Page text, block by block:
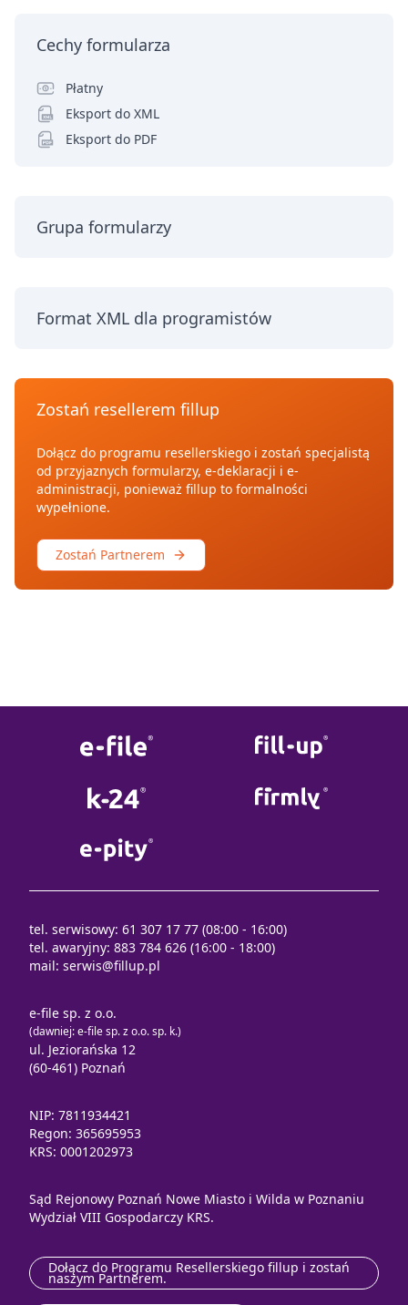
Cechy formularza
Płatny
Eksport do XML
Eksport do PDF
Grupa formularzy
Format XML dla programistów
Zostań resellerem fillup
Dołącz do programu resellerskiego i zostań specjalistą
od przyjaznych formularzy, e-deklaracji i e-
administracji, ponieważ fillup to formalności
wypełnione.
Zostań Partnerem
tel. serwisowy: 61 307 17 77 (08:00 - 16:00)
tel. awaryjny: 883 784 626 (16:00 - 18:00)
mail: serwis@fillup.pl
e-file sp. z o.o.
(dawniej: e-file sp. z o.o. sp. k.)
ul. Jeziorańska 12
(60-461) Poznań
NIP: 7811934421
Regon: 365695953
KRS: 0001202973
Sąd Rejonowy Poznań Nowe Miasto i Wilda w Poznaniu
Wydział VIII Gospodarczy KRS.
Dołącz do Programu Resellerskiego fillup i zostań
naszym Partnerem.